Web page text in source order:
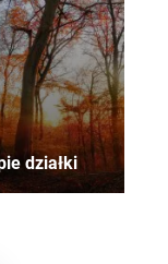
działki